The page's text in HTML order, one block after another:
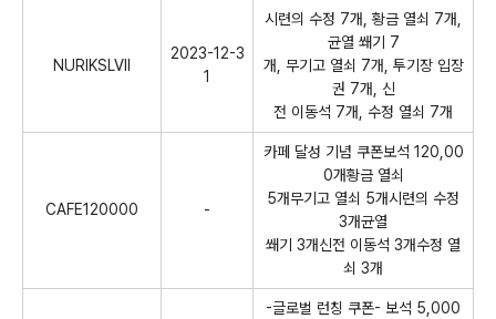
NURIKSLVII
2023-12-3
1
시련의 수정 7개, 황금 열쇠 7개,
균열 쐐기 7
개, 무기고 열쇠 7개, 투기장 입장
권 7개, 신
전 이동석 7개, 수정 열쇠 7개
CAFE120000 -
카페 달성 기념 쿠폰보석 120,00
0개황금 열쇠
5개무기고 열쇠 5개시련의 수정
3개균열
쐐기 3개신전 이동석 3개수정 열
쇠 3개
-글로벌 런칭 쿠폰- 보석 5,000